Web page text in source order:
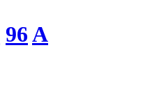
96A